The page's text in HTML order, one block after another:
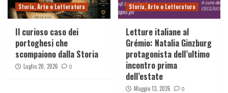
Storia, Arte e Letteratura
Il curioso caso dei
portoghesi che
scompaiono dalla Storia
Luglio 20, 2026 0
Storia, Arte e Letteratura
Letture italiane al
Grémio: Natalia Ginzburg
protagonista dell’ultimo
incontro prima
dell’estate
Maggio 13, 2026 0